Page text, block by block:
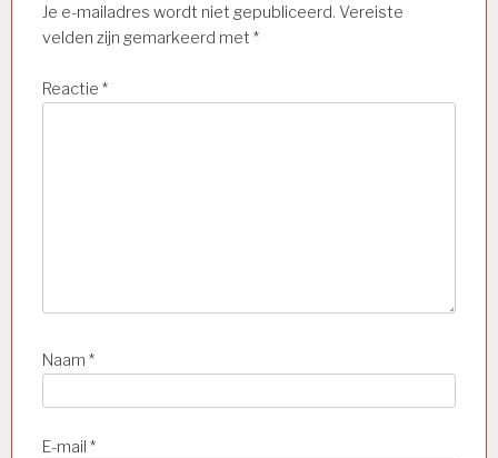
Je e-mailadres wordt niet gepubliceerd. Vereiste
velden zijn gemarkeerd met *
Reactie *
Naam *
E-mail *